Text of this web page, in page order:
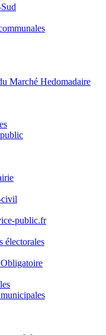
Marché Hedomadaire
civil
public.fr
électorales